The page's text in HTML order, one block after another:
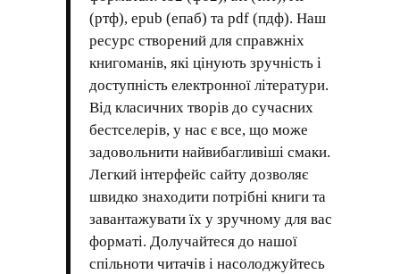
(ртф), epub (епаб) та pdf (пдф). Наш
ресурс створений для справжніх
книгоманів, які цінують зручність і
доступність електронної літератури.
Від класичних творів до сучасних
бестселерів, у нас є все, що може
задовольнити найвибагливіші смаки.
Легкий інтерфейс сайту дозволяє
швидко знаходити потрібні книги та
завантажувати їх у зручному для вас
форматі. Долучайтеся до нашої
спільноти читачів і насолоджуйтесь